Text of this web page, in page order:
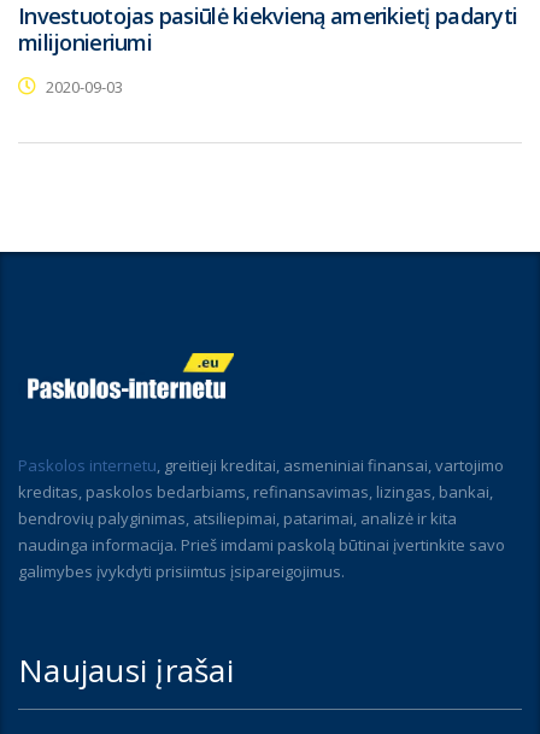
Investuotojas pasiūlė kiekvieną amerikietį padaryti
milijonieriumi
2020-09-03
Paskolos internetu, greitieji kreditai, asmeniniai finansai, vartojimo
kreditas, paskolos bedarbiams, refinansavimas, lizingas, bankai,
bendrovių palyginimas, atsiliepimai, patarimai, analizė ir kita
naudinga informacija. Prieš imdami paskolą būtinai įvertinkite savo
galimybes įvykdyti prisiimtus įsipareigojimus.
Naujausi įrašai